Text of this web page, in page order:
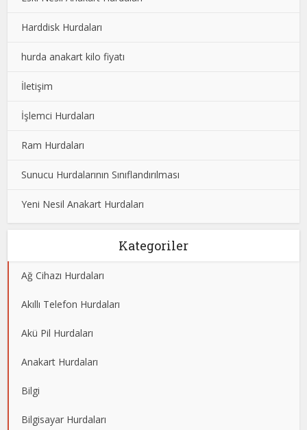
Harddisk Hurdaları
hurda anakart kilo fiyatı
İletişim
İşlemci Hurdaları
Ram Hurdaları
Sunucu Hurdalarının Sınıflandırılması
Yeni Nesil Anakart Hurdaları
Kategoriler
Ağ Cihazı Hurdaları
Akıllı Telefon Hurdaları
Akü Pil Hurdaları
Anakart Hurdaları
Bilgi
Bilgisayar Hurdaları